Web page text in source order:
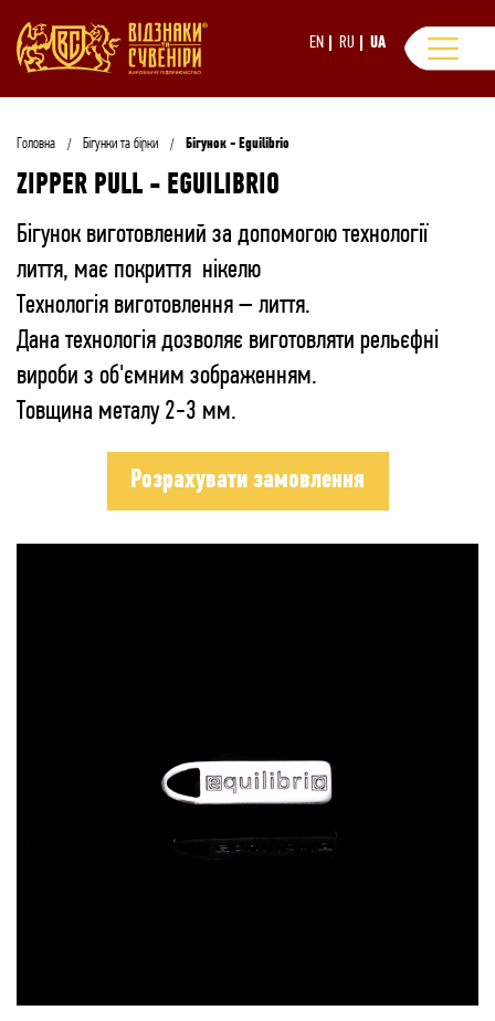
EN RU UA
Головна Бігунки та бірки Бігунок - Eguilibrio
ZIPPER PULL - EGUILIBRIO
Бігунок виготовлений за допомогою технології
лиття, має покриття нікелю
Технологія виготовлення – лиття.
Дана технологія дозволяє виготовляти рельєфні
вироби з об'ємним зображенням.
Товщина металу 2-3 мм.
Розрахувати замовлення